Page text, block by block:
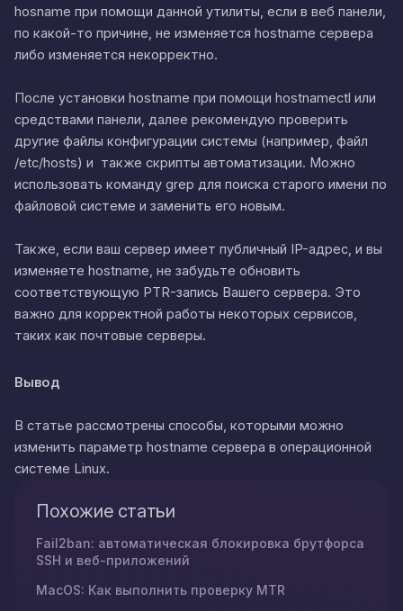
hosname при помощи данной утилиты, если в веб панели,
по какой-то причине, не изменяется hostname сервера
либо изменяется некорректно.
После установки hostname при помощи hostnamectl или
средствами панели, далее рекомендую проверить
другие файлы конфигурации системы (например, файл
/etc/hosts) и также скрипты автоматизации. Можно
использовать команду grep для поиска старого имени по
файловой системе и заменить его новым.
Также, если ваш сервер имеет публичный IP-адрес, и вы
изменяете hostname, не забудьте обновить
соответствующую PTR-запись Вашего сервера. Это
важно для корректной работы некоторых сервисов,
таких как почтовые серверы.
Вывод
В статье рассмотрены способы, которыми можно
изменить параметр hostname сервера в операционной
системе Linux.
Похожие статьи
Fail2ban: автоматическая блокировка брутфорса
SSH и веб-приложений
MacOS: Как выполнить проверку MTR